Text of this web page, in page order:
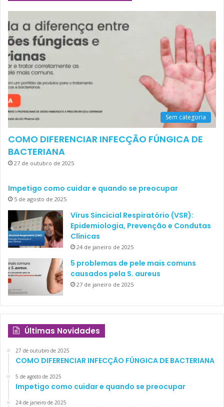
Sem categoria
COMO DIFERENCIAR INFECÇÃO FÚNGICA DE
BACTERIANA
27 de outubro de 2025
Impetigo como cuidar e quando se preocupar
5 de agosto de 2025
Vírus Sincicial Respiratório (VSR):
Epidemiologia, Prevenção e Condutas
Clínicas
24 de janeiro de 2025
5 problemas de pele mais comuns
causados pela S. aureus
27 de janeiro de 2025
Últimas Novidades
27 de outubro de 2025
COMO DIFERENCIAR INFECÇÃO FÚNGICA DE BACTERIANA
5 de agosto de 2025
Impetigo como cuidar e quando se preocupar
24 de janeiro de 2025